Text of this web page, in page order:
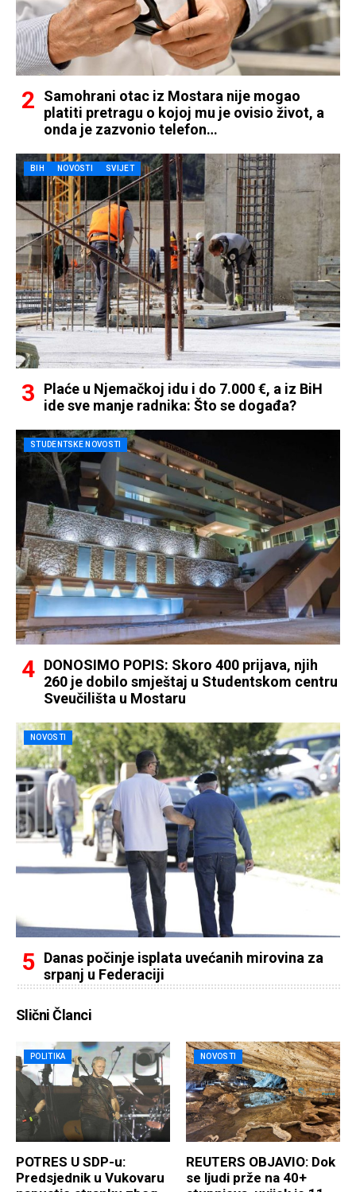
Samohrani otac iz Mostara nije mogao
platiti pretragu o kojoj mu je ovisio život, a
onda je zazvonio telefon…
BIH NOVOSTI SVIJET
Plaće u Njemačkoj idu i do 7.000 €, a iz BiH
ide sve manje radnika: Što se događa?
STUDENTSKE NOVOSTI
DONOSIMO POPIS: Skoro 400 prijava, njih
260 je dobilo smještaj u Studentskom centru
Sveučilišta u Mostaru
NOVOSTI
Danas počinje isplata uvećanih mirovina za
srpanj u Federaciji
Slični Članci
POLITIKA
POTRES U SDP-u:
Predsjednik u Vukovaru
NOVOSTI
REUTERS OBJAVIO: Dok
se ljudi prže na 40+